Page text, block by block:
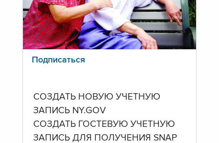
Подписаться
СОЗДАТЬ НОВУЮ УЧЕТНУЮ
ЗАПИСЬ NY.GOV
СОЗДАТЬ ГОСТЕВУЮ УЧЕТНУЮ
ЗАПИСЬ ДЛЯ ПОЛУЧЕНИЯ SNAP